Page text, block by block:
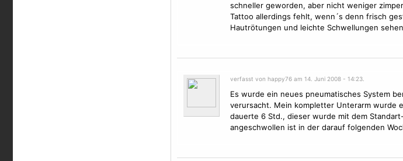
schneller geworden, aber nicht weniger
Tattoo allerdings fehlt, wenn´s denn frisch
Hautrötungen und leichte Schwellungen
verfasst von happy76 am 14. Juni 2008 - 14:23.
Es wurde ein neues pneumatisches System
verursacht. Mein kompletter Unterarm wurde
dauerte 6 Std., dieser wurde mit dem
angeschwollen ist in der darauf folgenden